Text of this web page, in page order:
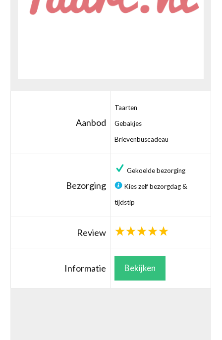
Aanbod
Taarten
Gebakjes
Brievenbuscadeau
Bezorging
Gekoelde bezorging
Kies zelf bezorgdag &
tijdstip
Review
Informatie Bekijken